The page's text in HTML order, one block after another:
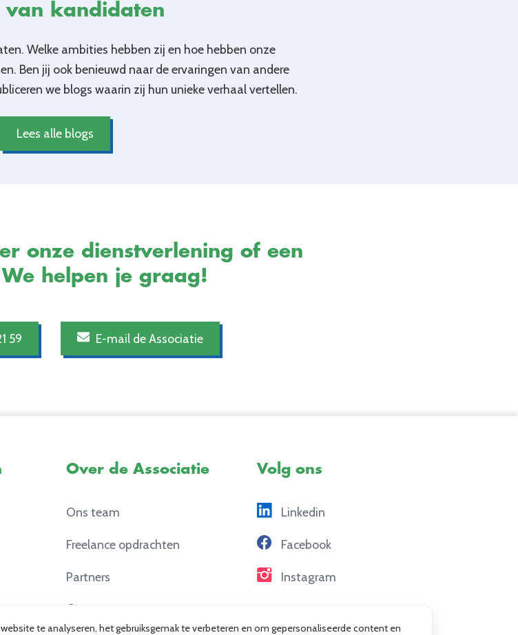
van kandidaten
Welke ambities hebben zij en hoe hebben onze
Ben jij ook benieuwd naar de ervaringen van andere
we blogs waarin zij hun unieke verhaal vertellen.
Lees alle blogs
onze dienstverlening of een
helpen je graag!
59 E-mail de Associatie
Over de Associatie
Ons team
Freelance opdrachten
Partners
Contact
Volg ons
Linkedin
Facebook
Instagram
te analyseren, het gebruiksgemak te verbeteren en om gepersonaliseerde content en